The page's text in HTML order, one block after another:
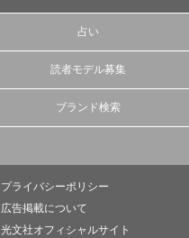
占い
読者モデル募集
ブランド検索
プライバシーポリシー
広告掲載について
光文社オフィシャルサイト